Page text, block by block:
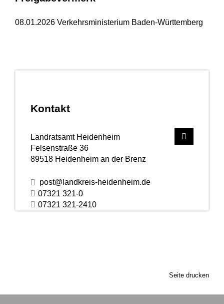
Kontakt
Landratsamt Heidenheim
Felsenstraße 36
89518 Heidenheim an der Brenz
post@landkreis-heidenheim.de
07321 321-0
07321 321-2410
08.01.2026 Verkehrsministerium Baden-Württemberg
Seite drucken